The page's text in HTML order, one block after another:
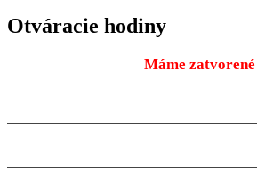
Otváracie hodiny
Máme zatvorené